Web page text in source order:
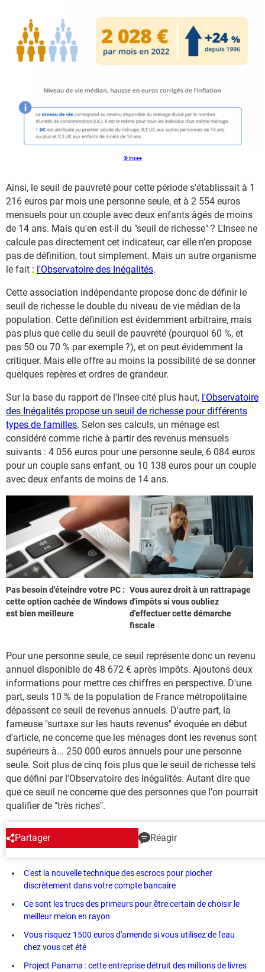
© Insee
Ainsi, le seuil de pauvreté pour cette période s'établissait à 1
216 euros par mois une personne seule, et à 2 554 euros
mensuels pour un couple avec deux enfants âgés de moins
de 14 ans. Mais qu'en est-il du "seuil de richesse" ? L'Insee ne
calcule pas directement cet indicateur, car elle n'en propose
pas de définition, tout simplement. Mais un autre organisme
le fait : l'Observatoire des Inégalités.
Cette association indépendante propose donc de définir le
seuil de richesse le double du niveau de vie médian de la
population. Cette définition est évidemment arbitraire, mais
pas plus que celle du seuil de pauvreté (pourquoi 60 %, et
pas 50 ou 70 % par exemple ?), et on peut évidemment la
critiquer. Mais elle offre au moins la possibilité de se donner
quelques repères et ordres de grandeur.
Sur la base du rapport de l'Insee cité plus haut, l'Observatoire
des Inégalités propose un seuil de richesse pour différents
types de familles. Selon ses calculs, un ménage est
considéré comme riche à partir des revenus mensuels
suivants : 4 056 euros pour une personne seule, 6 084 euros
pour un couple sans enfant, ou 10 138 euros pour un couple
avec deux enfants de moins de 14 ans.
Pas besoin d'éteindre votre PC :
cette option cachée de Windows
est bien meilleure
Vous aurez droit à un rattrapage
d'impôts si vous oubliez
d'effectuer cette démarche
fiscale
Pour une personne seule, ce seuil représente donc un revenu
annuel disponible de 48 672 € après impôts. Ajoutons deux
informations pour mettre ces chiffres en perspective. D'une
part, seuls 10 % de la population de France métropolitaine
dépassent ce seuil de revenus annuels. D'autre part, la
fameuse "surtaxe sur les hauts revenus" évoquée en début
d'article, ne concerne que les ménages dont les revenus sont
supérieurs à... 250 000 euros annuels pour une personne
seule. Soit plus de cinq fois plus que le seuil de richesse tels
que défini par l'Observatoire des Inégalités. Autant dire que
que ce seuil ne concerne que des personnes que l'on pourrait
qualifier de "très riches".
Partager Réagir
EN CE MOMENT
C'est la nouvelle technique des escrocs pour piocher
discrètement dans votre compte bancaire
Ce sont les trucs des primeurs pour être certain de choisir le
meilleur melon en rayon
Vous risquez 1500 euros d'amende si vous utilisez de l'eau
chez vous cet été
Project Panama : cette entreprise détruit des millions de livres